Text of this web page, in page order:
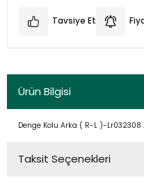
Tavsiye Et
Ürün Bilgisi
Denge Kolu Arka ( R-L )-
Taksit Seçenekleri